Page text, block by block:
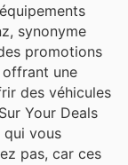
synonyme
promotions
une
des véhicules
Your Deals
vous
pas, car ces